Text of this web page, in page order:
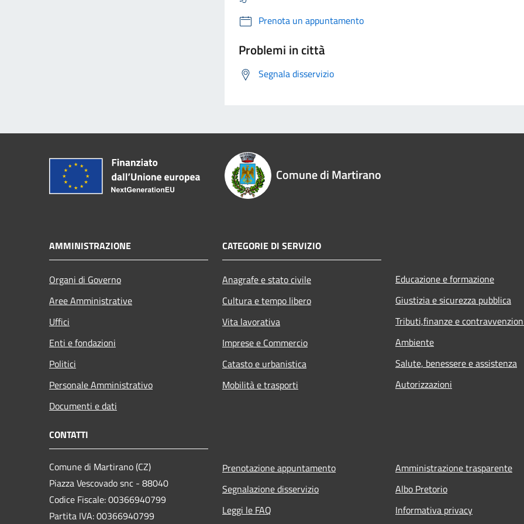
Prenota un appuntamento
Problemi in città
Segnala disservizio
Comune di Martirano
AMMINISTRAZIONE
Organi di Governo
Aree Amministrative
Uffici
Enti e fondazioni
Politici
Personale Amministrativo
Documenti e dati
CATEGORIE DI SERVIZIO
Anagrafe e stato civile
Cultura e tempo libero
Vita lavorativa
Imprese e Commercio
Catasto e urbanistica
Mobilità e trasporti
Educazione e formazione
Giustizia e sicurezza pubblica
Tributi,finanze e
Ambiente
Salute, benessere e assistenza
Autorizzazioni
CONTATTI
Comune di Martirano (CZ)
Piazza Vescovado snc - 88040
Codice Fiscale: 00366940799
Partita IVA: 00366940799
Prenotazione appuntamento
Segnalazione disservizio
Leggi le FAQ
Amministrazione trasparente
Albo Pretorio
Informativa privacy